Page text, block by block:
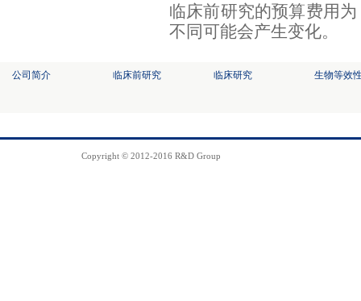
临床前研究的预算费用
不同可能会产生变化。
公司简介 临床前研究 临床研究 生物等效
Copyright © 2012-2016 R&D Group